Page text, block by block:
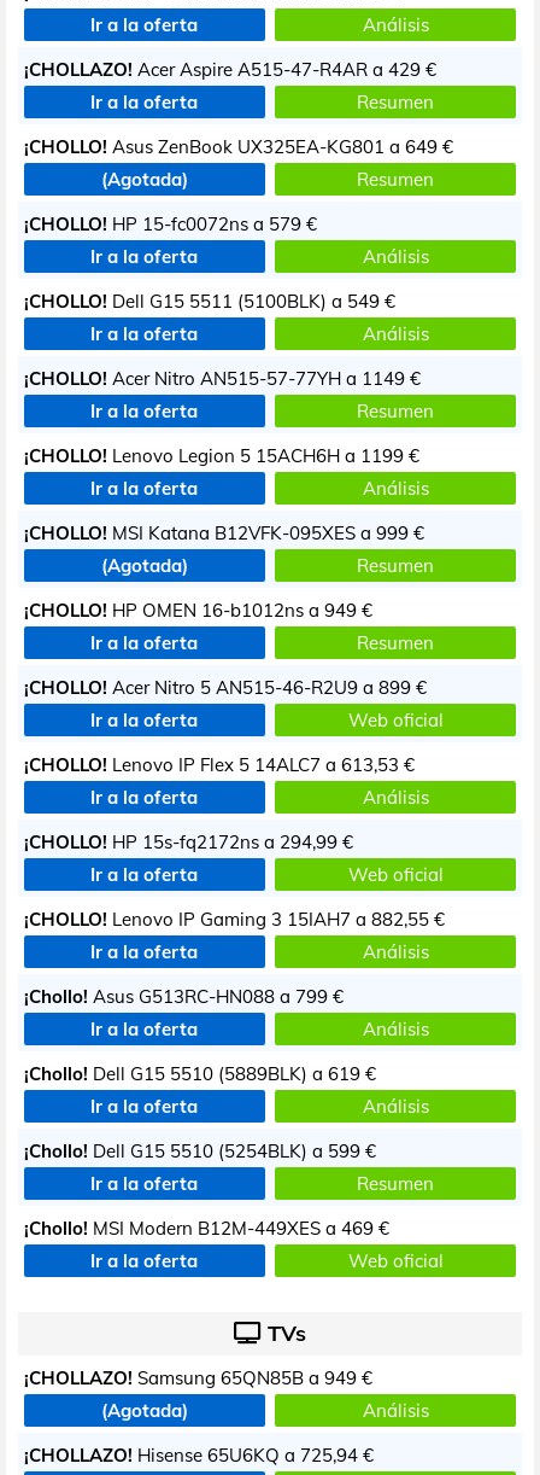
Ir a la oferta
Análisis
¡CHOLLAZO! Acer Aspire A515-47-R4AR a 429 €
Ir a la oferta
Resumen
¡CHOLLO! Asus ZenBook UX325EA-KG801 a 649 €
(Agotada)
Resumen
¡CHOLLO! HP 15-fc0072ns a 579 €
Ir a la oferta
Análisis
¡CHOLLO! Dell G15 5511 (5100BLK) a 549 €
Ir a la oferta
Análisis
¡CHOLLO! Acer Nitro AN515-57-77YH a 1149 €
Ir a la oferta
Resumen
¡CHOLLO! Lenovo Legion 5 15ACH6H a 1199 €
Ir a la oferta
Análisis
¡CHOLLO! MSI Katana B12VFK-095XES a 999 €
(Agotada)
Resumen
¡CHOLLO! HP OMEN 16-b1012ns a 949 €
Ir a la oferta
Resumen
¡CHOLLO! Acer Nitro 5 AN515-46-R2U9 a 899 €
Ir a la oferta
Web oficial
¡CHOLLO! Lenovo IP Flex 5 14ALC7 a 613,53 €
Ir a la oferta
Análisis
¡CHOLLO! HP 15s-fq2172ns a 294,99 €
Ir a la oferta
Web oficial
¡CHOLLO! Lenovo IP Gaming 3 15IAH7 a 882,55 €
Ir a la oferta
Análisis
¡Chollo! Asus G513RC-HN088 a 799 €
Ir a la oferta
Análisis
¡Chollo! Dell G15 5510 (5889BLK) a 619 €
Ir a la oferta
Análisis
¡Chollo! Dell G15 5510 (5254BLK) a 599 €
Ir a la oferta
Resumen
¡Chollo! MSI Modern B12M-449XES a 469 €
Ir a la oferta
Web oficial
TVs
¡CHOLLAZO! Samsung 65QN85B a 949 €
(Agotada)
Análisis
¡CHOLLAZO! Hisense 65U6KQ a 725,94 €